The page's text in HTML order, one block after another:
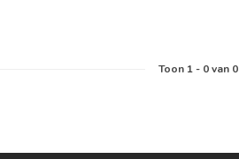
Toon 1- 0van 0